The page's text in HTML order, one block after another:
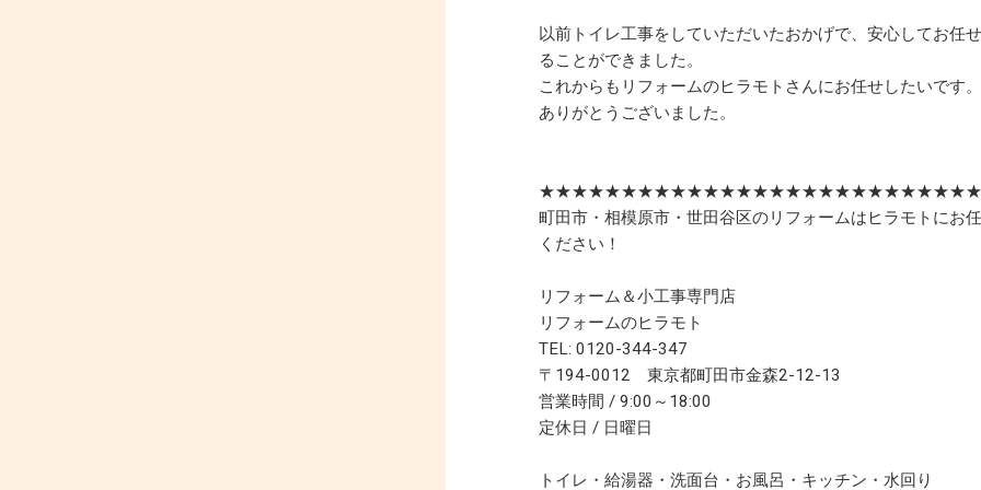
以前トイレ工事をしていただいたおかげで、安心してお任
ることができました。
これからもリフォームのヒラモトさんにお任せしたいです。
ありがとうございました。
町田市・相模原市・世田谷区のリフォームはヒラモトにお
ください！
リフォーム＆小工事専門店
リフォームのヒラモト
TEL: 0120-344-347
〒194-0012 東京都町田市金森2-12-13
営業時間 / 9:00～18:00
定休日 / 日曜日
トイレ・給湯器・洗面台・お風呂・キッチン・水回り